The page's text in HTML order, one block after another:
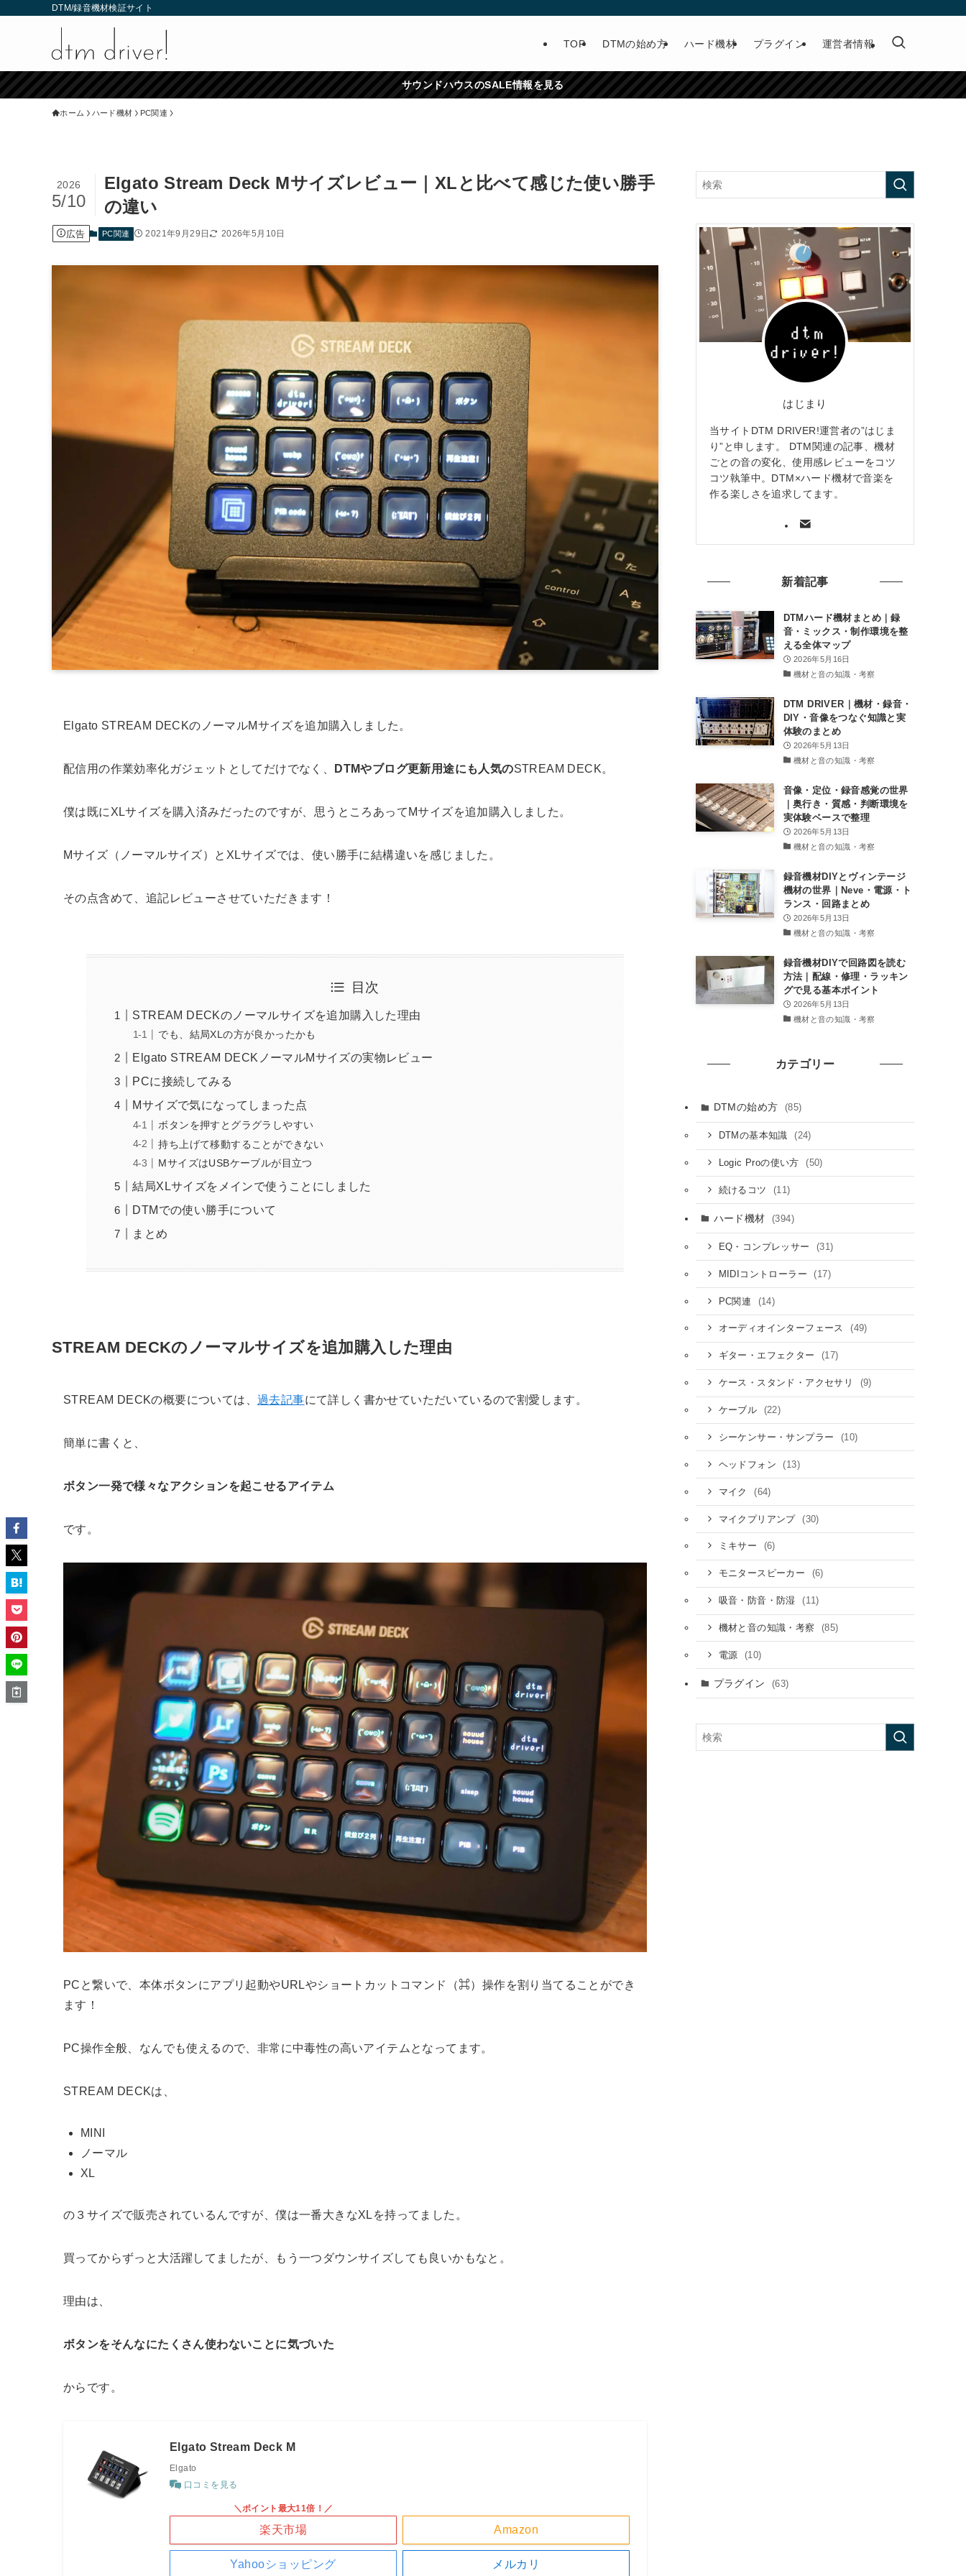
DTM/録音機材検証サイト
TOP DTMの始め方 ハード機材 プラグイン 運営者情報
サウンドハウスのSALE情報を見る
ホーム ハード機材 PC関連
Elgato Stream Deck Mサイズレビュー｜XLと比べて感じた使い勝手
の違い
2026
5/10
広告 PC関連 2021年9月29日 2026年5月10日
Elgato STREAM DECKのノーマルMサイズを追加購入しました。
配信用の作業効率化ガジェットとしてだけでなく、 DTMやブログ更新用途にも人気のSTREAM DECK。
僕は既にXLサイズを購入済みだったのですが、思うところあってMサイズを追加購入しました。
Mサイズ（ノーマルサイズ）とXLサイズでは、使い勝手に結構違いを感じました。
その点含めて、追記レビューさせていただきます！
目次
STREAM DECKのノーマルサイズを追加購入した理由
でも、結局XLの方が良かったかも
Elgato STREAM DECKノーマルMサイズの実物レビュー
PCに接続してみる
Mサイズで気になってしまった点
ボタンを押すとグラグラしやすい
持ち上げて移動することができない
MサイズはUSBケーブルが目立つ
結局XLサイズをメインで使うことにしました
DTMでの使い勝手について
まとめ
STREAM DECKのノーマルサイズを追加購入した理由
STREAM DECKの概要については、 過去記事にて詳しく書かせていただいているので割愛します。
簡単に書くと、
ボタン一発で様々なアクションを起こせるアイテム
です。
PCと繋いで、本体ボタンにアプリ起動やURLやショートカットコマンド（⌘）操作を割り当てることができ
ます！
PC操作全般、なんでも使えるので、非常に中毒性の高いアイテムとなってます。
STREAM DECKは、
MINI
ノーマル
XL
の３サイズで販売されているんですが、僕は一番大きなXLを持ってました。
買ってからずっと大活躍してましたが、もう一つダウンサイズしても良いかもなと。
理由は、
ボタンをそんなにたくさん使わないことに気づいた
からです。
Elgato Stream Deck M
Elgato
口コミを見る
Amazon
＼ポイント最大11倍！／
楽天市場
Yahooショッピング メルカリ
はじまり
当サイトDTM DRIVER!運営者の”はじま
り”と申します。 DTM関連の記事、機材
ごとの音の変化、使用感レビューをコツ
コツ執筆中。DTM×ハード機材で音楽を
作る楽しさを追求してます。
新着記事
DTMハード機材まとめ｜録
音・ミックス・制作環境を整
える全体マップ
2026年5月16日
機材と音の知識・考察
DTM DRIVER｜機材・録音・
DIY・音像をつなぐ知識と実
体験のまとめ
2026年5月13日
機材と音の知識・考察
音像・定位・録音感覚の世界
｜奥行き・質感・判断環境を
実体験ベースで整理
2026年5月13日
機材と音の知識・考察
録音機材DIYとヴィンテージ
機材の世界｜Neve・電源・ト
ランス・回路まとめ
2026年5月13日
機材と音の知識・考察
録音機材DIYで回路図を読む
方法｜配線・修理・ラッキン
グで見る基本ポイント
2026年5月13日
機材と音の知識・考察
カテゴリー
DTMの始め方 (85)
DTMの基本知識 (24)
Logic Proの使い方 (50)
続けるコツ (11)
ハード機材 (394)
EQ・コンプレッサー (31)
MIDIコントローラー (17)
PC関連 (14)
オーディオインターフェース (49)
ギター・エフェクター (17)
ケース・スタンド・アクセサリ (9)
ケーブル (22)
シーケンサー・サンプラー (10)
ヘッドフォン (13)
マイク (64)
マイクプリアンプ (30)
ミキサー (6)
モニタースピーカー (6)
吸音・防音・防湿 (11)
機材と音の知識・考察 (85)
電源 (10)
プラグイン (63)